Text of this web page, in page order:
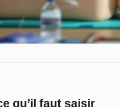
qu’il faut saisir